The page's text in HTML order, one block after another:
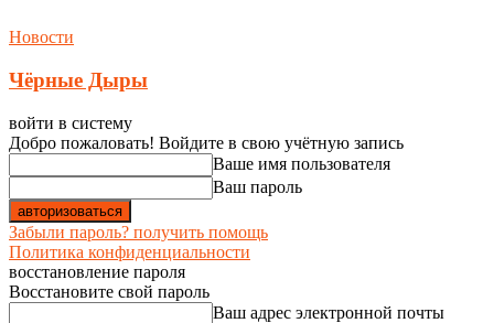
Новости
Чёрные Дыры
войти в систему
Добро пожаловать! Войдите в свою учётную запись
Ваше имя пользователя
Ваш пароль
Забыли пароль? получить помощь
Политика конфиденциальности
восстановление пароля
Восстановите свой пароль
Ваш адрес электронной почты